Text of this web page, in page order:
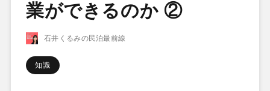
業ができるのか ②
石井くるみの民泊最前線
知識